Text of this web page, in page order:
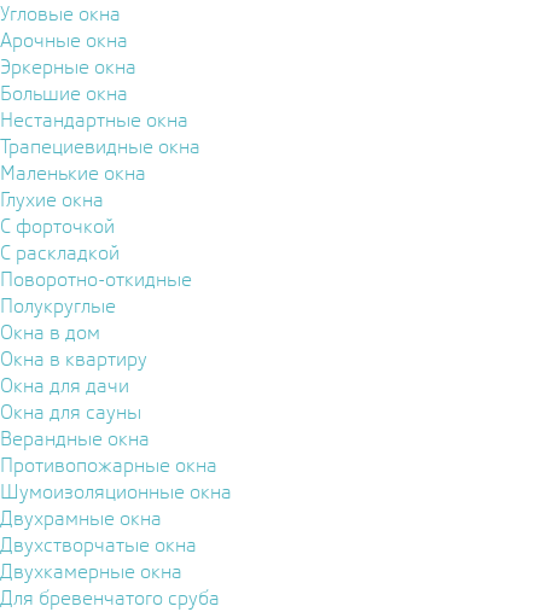
Угловые окна
Арочные окна
Эркерные окна
Большие окна
Нестандартные окна
Трапециевидные окна
Маленькие окна
Глухие окна
С форточкой
С раскладкой
Поворотно-откидные
Полукруглые
Окна в дом
Окна в квартиру
Окна для дачи
Окна для сауны
Верандные окна
Противопожарные окна
Шумоизоляционные окна
Двухрамные окна
Двухстворчатые окна
Двухкамерные окна
Для бревенчатого сруба